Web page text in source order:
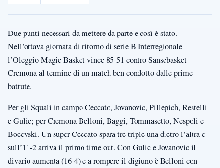
Due punti necessari da mettere da parte e così è stato.
Nell’ottava giornata di ritorno di serie B Interregionale
l’Oleggio Magic Basket vince 85-51 contro Sansebasket
Cremona al termine di un match ben condotto dalle prime
battute.
Per gli Squali in campo Ceccato, Jovanovic, Pillepich, Restelli
e Gulic; per Cremona Belloni, Baggi, Tommasetto, Nespoli e
Bocevski. Un super Ceccato spara tre triple una dietro l’altra e
sull’11-2 arriva il primo time out. Con Gulic e Jovanovic il
divario aumenta (16-4) e a rompere il digiuno è Belloni con